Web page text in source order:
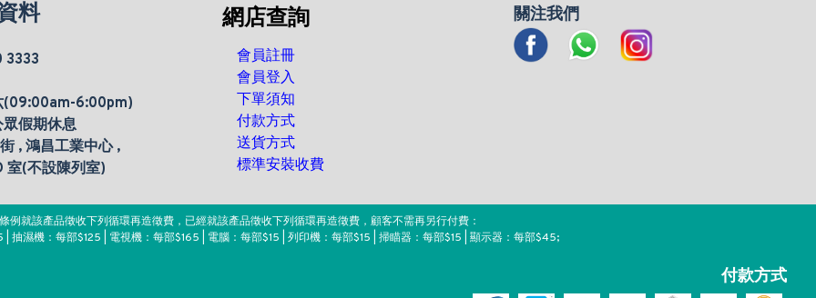
料
3333
(09:00am-6:00pm)
假期休息
, 鴻昌工業中心 ,
室(不設陳列室)
網店查詢
會員註冊
會員登入
下單須知
付款方式
送貨方式
標準安裝收費
關注我們
就該產品徵收下列循環再造徵費，已經就該產品徵收下列循環再造徵費，顧客不需再另行付費：
抽濕機：每部$125 | 電視機：每部$165 | 電腦：每部$15 | 列印機：每部$15 | 掃瞄器：每部$15 | 顯示器：每部$45;
付款方式